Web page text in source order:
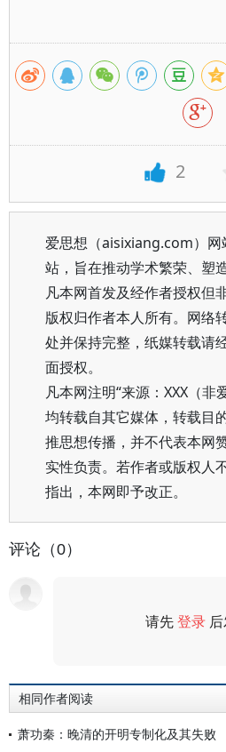
2
爱思想（aisixiang.com）网
站，旨在推动学术繁荣、塑
凡本网首发及经作者授权但
版权归作者本人所有。网络
处并保持完整，纸媒转载请
面授权。
凡本网注明“来源：XXX（非
均转载自其它媒体，转载目
推思想传播，并不代表本网
实性负责。若作者或版权人
指出，本网即予改正。
评论（0）
请先登录
相同作者阅读
萧功秦：晚清的开明专制化及其失败